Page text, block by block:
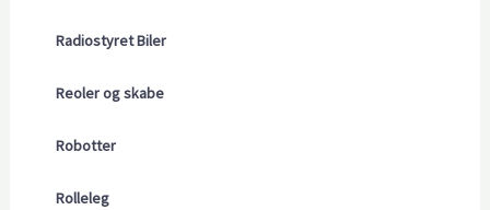
Radiostyret Biler
Reoler og skabe
Robotter
Rolleleg